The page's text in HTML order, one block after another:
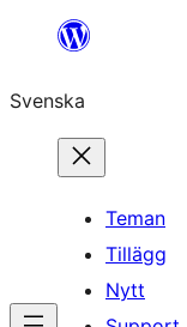
Hoppa
innehåll
Svenska
Teman
Tillägg
Nytt